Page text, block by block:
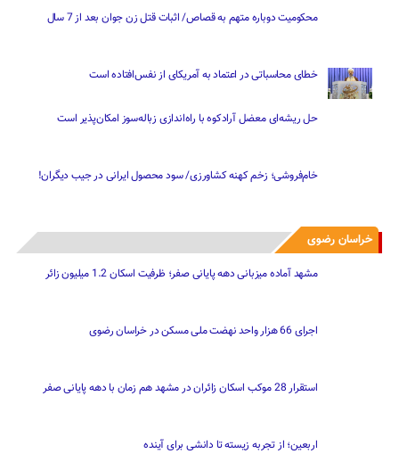
محکومیت دوباره متهم به قصاص/ اثبات قتل زن جوان بعد از 7 سال
خطای محاسباتی در اعتماد به آمریکای از نفس‌افتاده است
حل ریشه‌ای معضل آرادکوه با راه‌اندازی زباله‌سوز امکان‌پذیر است
خام‌فروشی؛ زخم کهنه کشاورزی/ سود محصول ایرانی در جیب دیگران!
خراسان رضوی
مشهد آماده میزبانی دهه پایانی صفر؛ ظرفیت اسکان 1.2 میلیون زائر
اجرای 66 هزار واحد نهضت ملی مسکن در خراسان رضوی
استقرار 28 موکب اسکان زائران در مشهد هم زمان با دهه پایانی صفر
اربعین؛ از تجربه زیسته تا دانشی برای آینده